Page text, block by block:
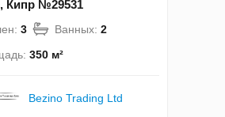
Кипр №29531
3 Ванных: 2
350 м²
Bezino Trading Ltd